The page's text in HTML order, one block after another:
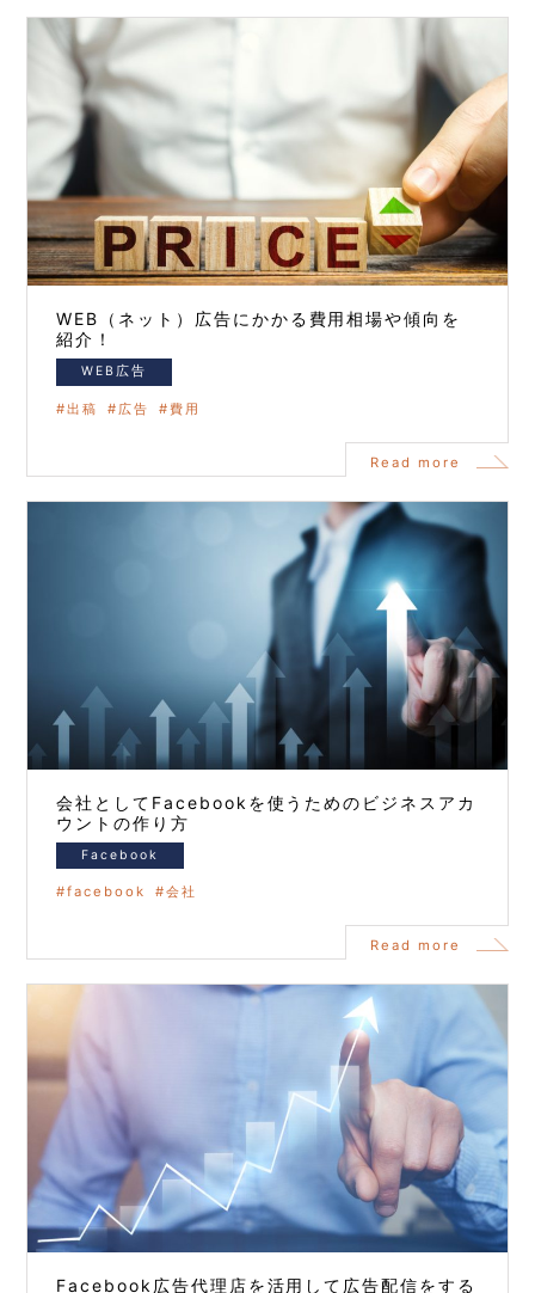
WEB（ネット）広告にかかる費用相場や傾向を
紹介！
WEB広告
出稿 広告 費用
Read more
会社としてFacebookを使うためのビジネスアカ
ウントの作り方
Facebook
facebook 会社
Read more
Facebook広告代理店を活用して広告配信をする